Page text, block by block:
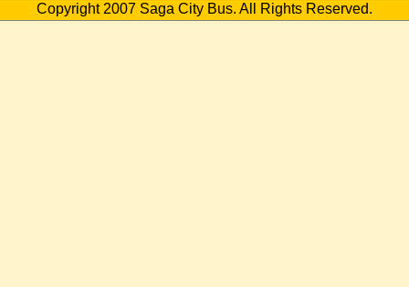
Copyright 2007 Saga City Bus. All Rights Reserved.